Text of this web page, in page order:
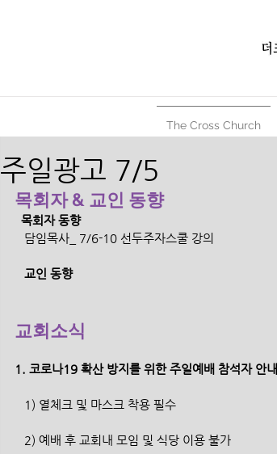
The Cross Church
주일광고 7/5
목회자 & 교인 동향
  목회자 동향
   담임목사_ 7/6-10 선두주자스쿨 강의
   교인 동향
교회소식
1. 코로나19 확산 방지를 위한 주일예배 참석자 안내
   1) 열체크 및 마스크 착용 필수
   2) 예배 후 교회내 모임 및 식당 이용 불가